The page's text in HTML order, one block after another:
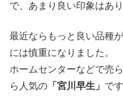
で、あまり良い印象はあ
最近ならもっと良い品種
には慎重になりました。
ホームセンターなどで売
ら人気の 「宮川早生」 です